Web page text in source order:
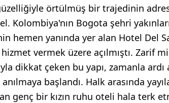
örtülmüş bir trajedinin
Kolombiya'nın Bogota şehri
hemen yanında yer alan Hotel Del
vermek üzere açılmıştı. Zarif
dikkat çeken bu yapı, zamanla
anılmaya başlandı. Halk arasında
genç bir kızın ruhu oteli hala terk